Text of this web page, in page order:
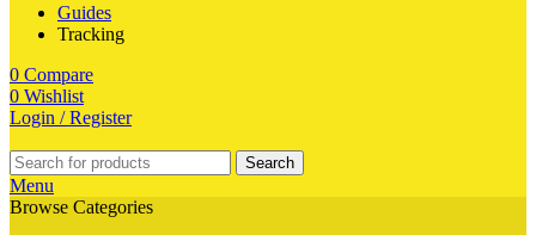
Guides
Tracking
0 Compare
0 Wishlist
Login / Register
Search
Menu
Browse Categories